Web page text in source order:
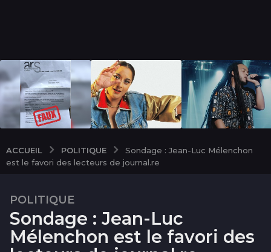
ACCUEIL POLITIQUE
Sondage : Jean-Luc Mélenchon
est le favori des lecteurs de journal.re
9
a
n
s
POLITIQUE
Sondage : Jean-Luc
Mélenchon est le favori des